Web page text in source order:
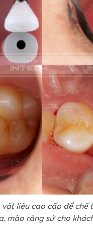
liệu cao cấp để
mão răng sứ cho